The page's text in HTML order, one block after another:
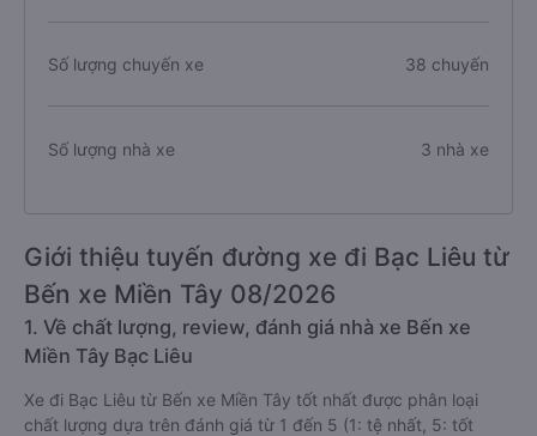
Số lượng chuyến xe 38 chuyến
Số lượng nhà xe 3 nhà xe
Giới thiệu tuyến đường xe đi Bạc Liêu từ
Bến xe Miền Tây 08/2026
1. Về chất lượng, review, đánh giá nhà xe Bến xe
Miền Tây Bạc Liêu
Xe đi Bạc Liêu từ Bến xe Miền Tây tốt nhất được phân loại
chất lượng dựa trên đánh giá từ 1 đến 5 (1: tệ nhất, 5: tốt